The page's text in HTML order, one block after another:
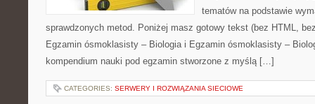
tematów na podstawie
sprawdzonych metod. Poniżej masz gotowy tekst (bez HTML,
Egzamin ósmoklasisty – Biologia i Egzamin ósmoklasisty –
kompendium nauki pod egzamin stworzone z myślą […]
CATEGORIES: SERWERY I ROZWIĄZANIA SIECIOWE